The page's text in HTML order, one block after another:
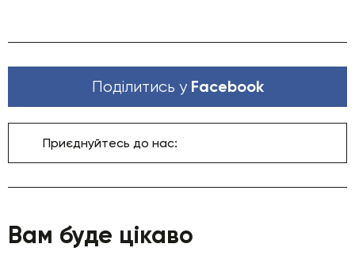
Поділитись у Facebook
Приєднуйтесь до нас:
Вам буде цікаво